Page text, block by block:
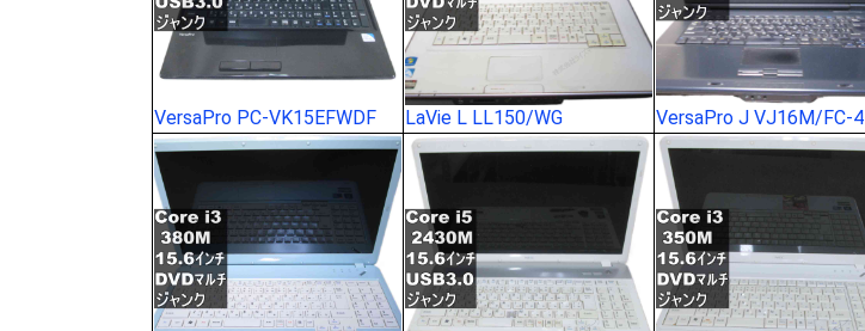
VersaPro PC-VK15EFWDF LaVie L LL150/WG VersaPro J VJ16M/FC-4